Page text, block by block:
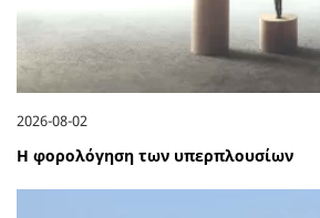
2026-08-02
Η φορολόγηση των υπερπλουσίων